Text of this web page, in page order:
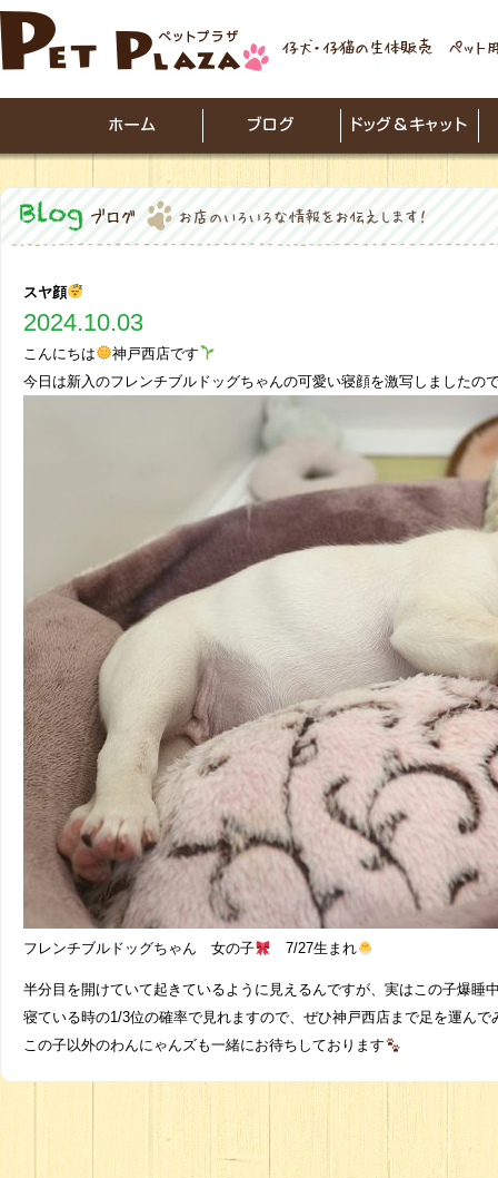
スヤ顔
2024.10.03
こんにちは
神戸西店です
今日は新入のフレンチブルドッグちゃんの可愛い寝顔を激写しましたの
フレンチブルドッグちゃん 女の子 7/27生まれ
半分目を開けていて起きているように見えるんですが、実はこの子爆睡
寝ている時の1/3位の確率で見れますので、ぜひ神戸西店まで足を運んで
この子以外のわんにゃんズも一緒にお待ちしております